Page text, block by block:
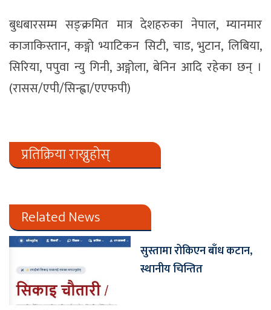
बुधबारसम्म सङ्क्रमित मात्र देशहरुका नेपाल, म्यानमार
काजाकिस्तान, कङ्गो भ्याटिकन सिटी, चाड, भुटान, लिबिया,
सिरिया, पपुवा न्यु गिनी, अङ्गोला, बेनिन आदि रहेका छन् ।
(रासस/एपी/सिन्ह्वा/एएफपी)
प्रतिक्रिया राख्नुहोस्
Related News
सुस्तामा रोकिएन बाँध कटान,
स्थानीय चिन्तित